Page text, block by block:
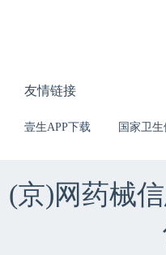
友情链接
壹生APP下载 国家卫
(京)网药械